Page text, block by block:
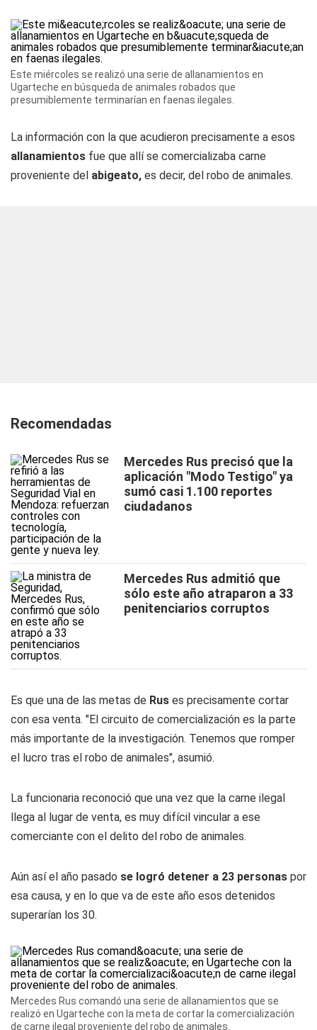
Este miércoles se realizó una serie de allanamientos en
Ugarteche en búsqueda de animales robados que
presumiblemente terminarían en faenas ilegales.
La información con la que acudieron precisamente a esos
allanamientos fue que allí se comercializaba carne
proveniente del abigeato, es decir, del robo de animales.
Recomendadas
Mercedes Rus precisó que la
aplicación "Modo Testigo" ya
sumó casi 1.100 reportes
ciudadanos
Mercedes Rus admitió que
sólo este año atraparon a 33
penitenciarios corruptos
Es que una de las metas de Rus es precisamente cortar
con esa venta. "El circuito de comercialización es la parte
más importante de la investigación. Tenemos que romper
el lucro tras el robo de animales", asumió.
La funcionaria reconoció que una vez que la carne ilegal
llega al lugar de venta, es muy difícil vincular a ese
comerciante con el delito del robo de animales.
Aún así el año pasado se logró detener a 23 personas por
esa causa, y en lo que va de este año esos detenidos
superarían los 30.
Mercedes Rus comandó una serie de allanamientos que se
realizó en Ugarteche con la meta de cortar la comercialización
de carne ilegal proveniente del robo de animales.